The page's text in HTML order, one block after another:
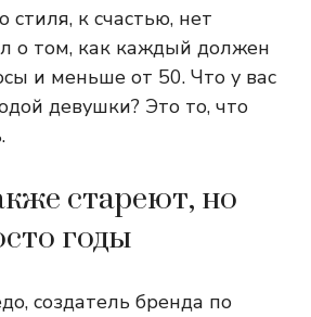
стиля, к счастью, нет
о том, как каждый должен
и меньше от 50. Что у вас
девушки? Это то, что
стареют, но
годы
создатель бренда по